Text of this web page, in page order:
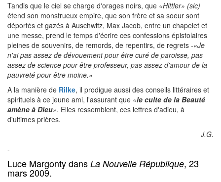
Tandis que le ciel se charge d'orages noirs, que «Hittler» (sic)
étend son monstrueux empire, que son frère et sa soeur sont
déportés et gazés à Auschwitz, Max Jacob, entre un chapelet et
une messe, prend le temps d'écrire ces confessions épistolaires
pleines de souvenirs, de remords, de repentirs, de regrets -«Je
n'ai pas assez de dévouement pour être curé de paroisse, pas
assez de science pour être professeur, pas assez d'amour de la
pauvreté pour être moine.»
A la manière de Rilke, il prodigue aussi des conseils littéraires et
spirituels à ce jeune ami, l'assurant que «le culte de la Beauté
amène à Dieu». Elles ressemblent, ces lettres d'adieu, à
d'ultimes prières.
J.G.
-
Luce Margonty dans La Nouvelle République, 23
mars 2009.